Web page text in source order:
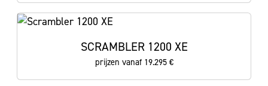
SCRAMBLER 1200 XE
prijzen vanaf 19.295 €